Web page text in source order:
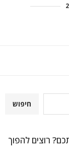
חיפוש
רוצים להפוך